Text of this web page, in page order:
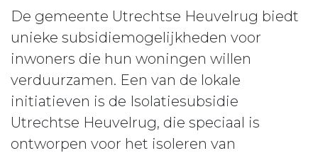
De gemeente Utrechtse Heuvelrug biedt
unieke subsidiemogelijkheden voor
inwoners die hun woningen willen
verduurzamen. Een van de lokale
initiatieven is de Isolatiesubsidie
Utrechtse Heuvelrug, die speciaal is
ontworpen voor het isoleren van